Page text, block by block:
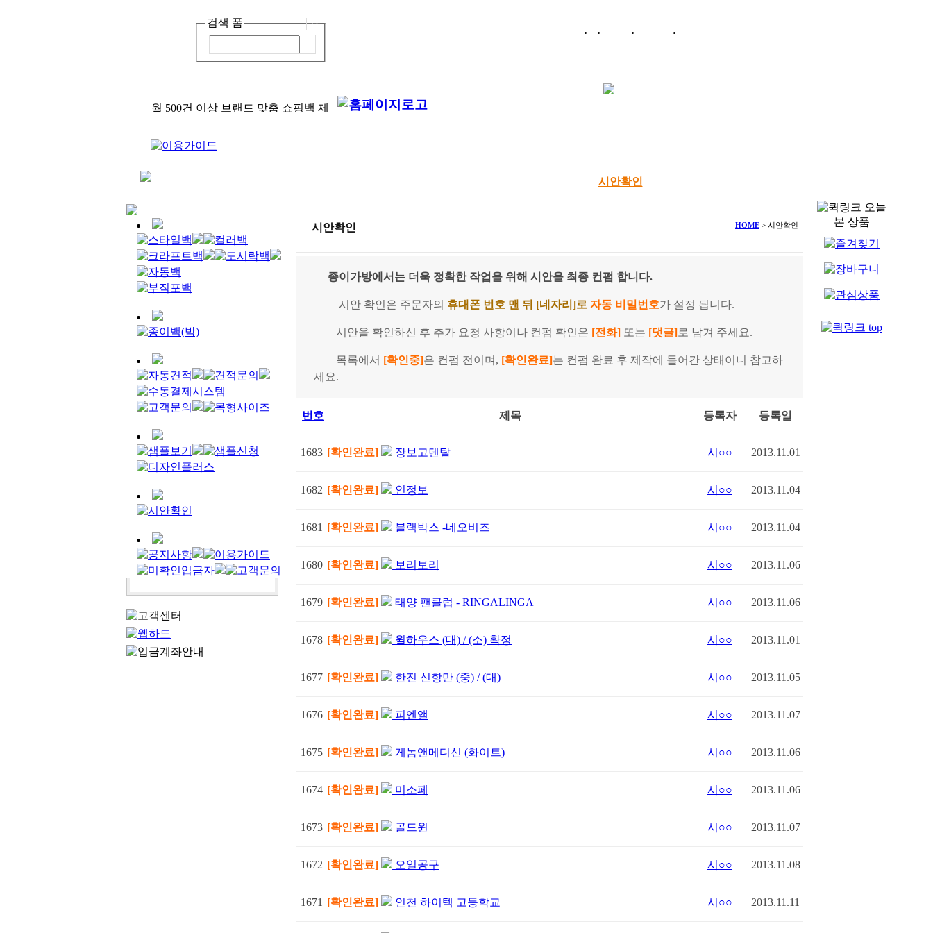
검색 폼
홈 로그인 회원가입
월 500건 이상 브랜드 맞춤 쇼핑백 제
시안확인
시안확인 HOME > 시안확인
종이가방에서는 더욱 정확한 작업을 위해 시안을 최종 컨펌 합니다.
시안 확인은 주문자의 휴대폰 번호 맨 뒤 [네자리]로 자동 비밀번호가 설정 됩니다.
시안을 확인하신 후 추가 요청 사항이나 컨펌 확인은 [전화] 또는 [댓글]로 남겨 주세요.
목록에서 [확인중]은 컨펌 전이며, [확인완료]는 컨펌 완료 후 제작에 들어간 상태이니 참고하
세요.
번호 제목 등록자 등록일
1683 [확인완료] 장보고덴탈 시○○ 2013.11.01
1682 [확인완료] 인정보 시○○ 2013.11.04
1681 [확인완료] 블랙박스 -네오비즈 시○○ 2013.11.04
1680 [확인완료] 보리보리 시○○ 2013.11.06
1679 [확인완료] 태양 팬클럽 - RINGALINGA 시○○ 2013.11.06
1678 [확인완료] 윌하우스 (대) / (소) 확정 시○○ 2013.11.01
1677 [확인완료] 한진 신항만 (중) / (대) 시○○ 2013.11.05
1676 [확인완료] 피엔앨 시○○ 2013.11.07
1675 [확인완료] 게놈앤메디신 (화이트) 시○○ 2013.11.06
1674 [확인완료] 미소페 시○○ 2013.11.06
1673 [확인완료] 골드윈 시○○ 2013.11.07
1672 [확인완료] 오일공구 시○○ 2013.11.08
1671 [확인완료] 인천 하이텍 고등학교 시○○ 2013.11.11